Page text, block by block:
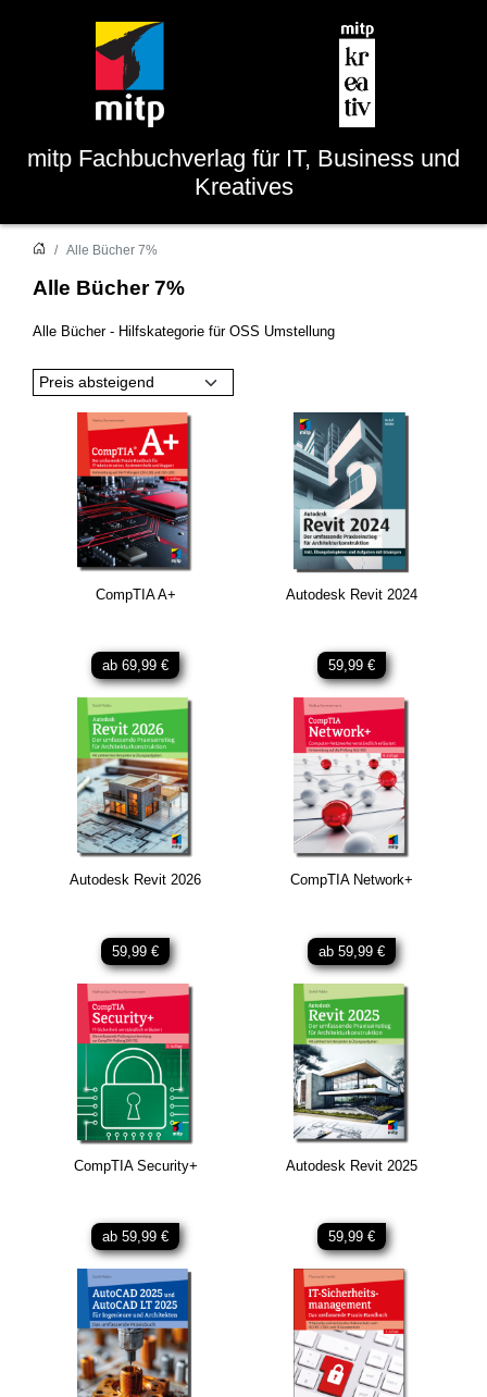
mitp Fachbuchverlag für IT, Business und
Kreatives
Alle Bücher 7%
Alle Bücher 7%
Alle Bücher - Hilfskategorie für OSS Umstellung
Preis absteigend
CompTIA A+
ab 69,99 €
Autodesk Revit 2024
59,99 €
Autodesk Revit 2026
59,99 €
CompTIA Network+
ab 59,99 €
CompTIA Security+
ab 59,99 €
Autodesk Revit 2025
59,99 €